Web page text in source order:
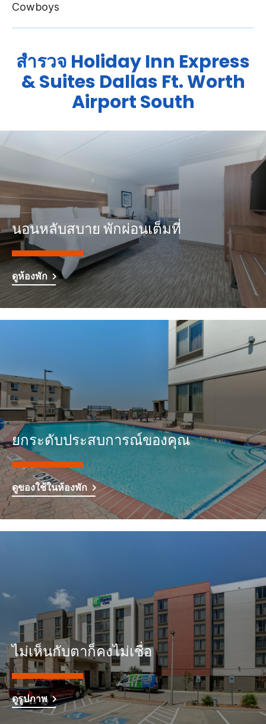
สำรวจ Holiday Inn Express
& Suites Dallas Ft. Worth
Airport South
นอนหลับสบาย พักผ่อนเต็มที่
ดูห้องพัก
ยกระดับประสบการณ์ของคุณ
ดูของใช้ในห้องพัก
ไม่เห็นกับตาก็คงไม่เชื่อ
ดูรูปภาพ